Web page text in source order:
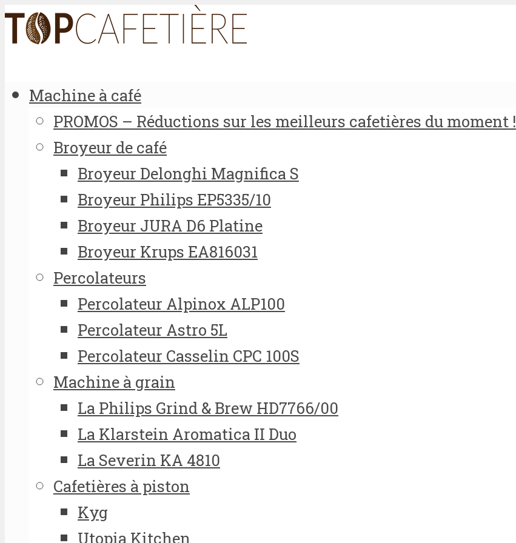
Machine à café
PROMOS – Réductions sur les meilleurs cafetières du moment !
Broyeur de café
Broyeur Delonghi Magnifica S
Broyeur Philips EP5335/10
Broyeur JURA D6 Platine
Broyeur Krups EA816031
Percolateurs
Percolateur Alpinox ALP100
Percolateur Astro 5L
Percolateur Casselin CPC 100S
Machine à grain
La Philips Grind & Brew HD7766/00
La Klarstein Aromatica II Duo
La Severin KA 4810
Cafetières à piston
Kyg
Utopia Kitchen